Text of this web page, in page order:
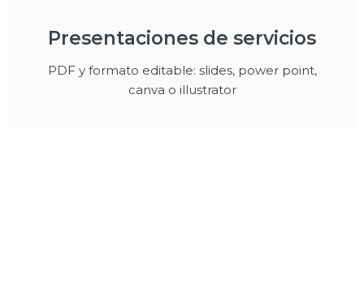
Presentaciones de servicios
PDF y formato editable: slides, power point,
canva o illustrator